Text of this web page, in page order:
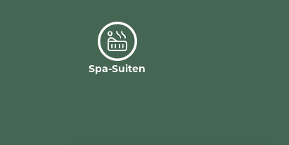
Spa-Suiten